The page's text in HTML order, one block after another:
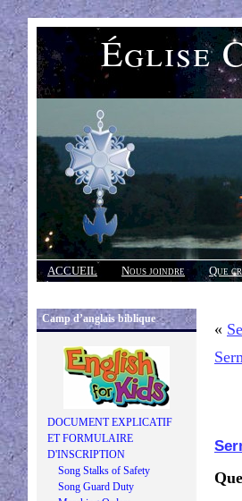
Église
ACCUEIL Nous joindre Que
Réponses
Camp d’anglais biblique
DOCUMENT EXPLICATIF
ET FORMULAIRE
D'INSCRIPTION
Song Stalks of Safety
Song Guard Duty
«